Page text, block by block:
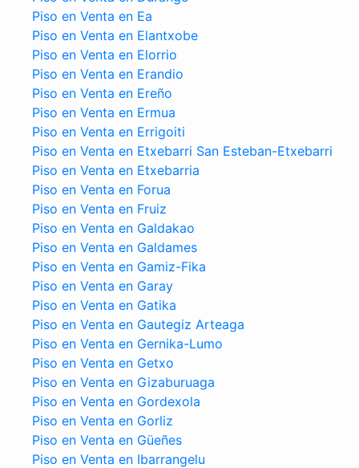
Piso en Venta en Ea
Piso en Venta en Elantxobe
Piso en Venta en Elorrio
Piso en Venta en Erandio
Piso en Venta en Ereño
Piso en Venta en Ermua
Piso en Venta en Errigoiti
Piso en Venta en Etxebarri San Esteban-Etxebarri
Piso en Venta en Etxebarria
Piso en Venta en Forua
Piso en Venta en Fruiz
Piso en Venta en Galdakao
Piso en Venta en Galdames
Piso en Venta en Gamiz-Fika
Piso en Venta en Garay
Piso en Venta en Gatika
Piso en Venta en Gautegiz Arteaga
Piso en Venta en Gernika-Lumo
Piso en Venta en Getxo
Piso en Venta en Gizaburuaga
Piso en Venta en Gordexola
Piso en Venta en Gorliz
Piso en Venta en Güeñes
Piso en Venta en Ibarrangelu